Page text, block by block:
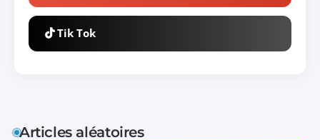
Tik Tok
Articles aléatoires